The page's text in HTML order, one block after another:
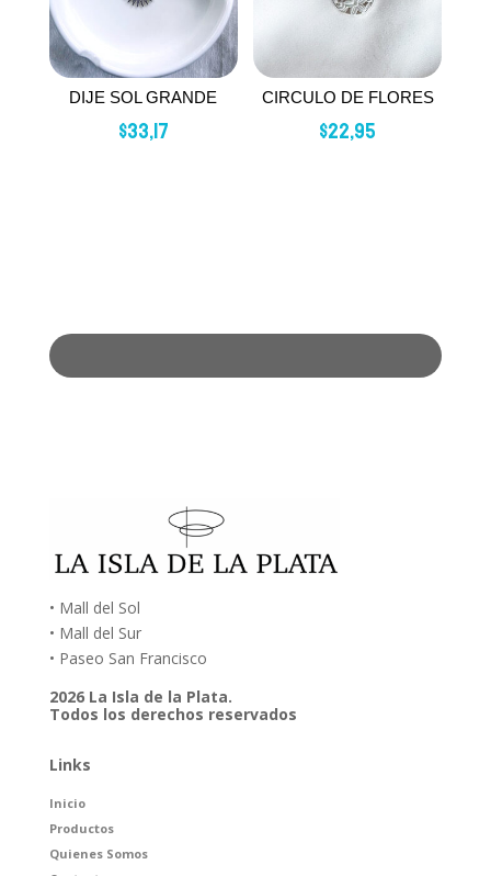
DIJE SOL GRANDE
$33,17
CIRCULO DE FLORES
$22,95
• Mall del Sol
• Mall del Sur
• Paseo San Francisco
2026 La Isla de la Plata.
Todos los derechos reservados
Links
Inicio
Productos
Quienes Somos